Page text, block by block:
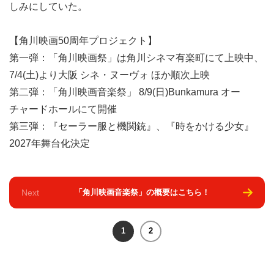
しみにしていた。
【角川映画50周年プロジェクト】
第一弾：「角川映画祭」は角川シネマ有楽町にて上映中、
7/4(土)より大阪 シネ・ヌーヴォ ほか順次上映
第二弾：「角川映画音楽祭」 8/9(日)Bunkamura オー
チャードホールにて開催
第三弾：『セーラー服と機関銃』、『時をかける少女』
2027年舞台化決定
Next 「角川映画音楽祭」の概要はこちら！
1 2